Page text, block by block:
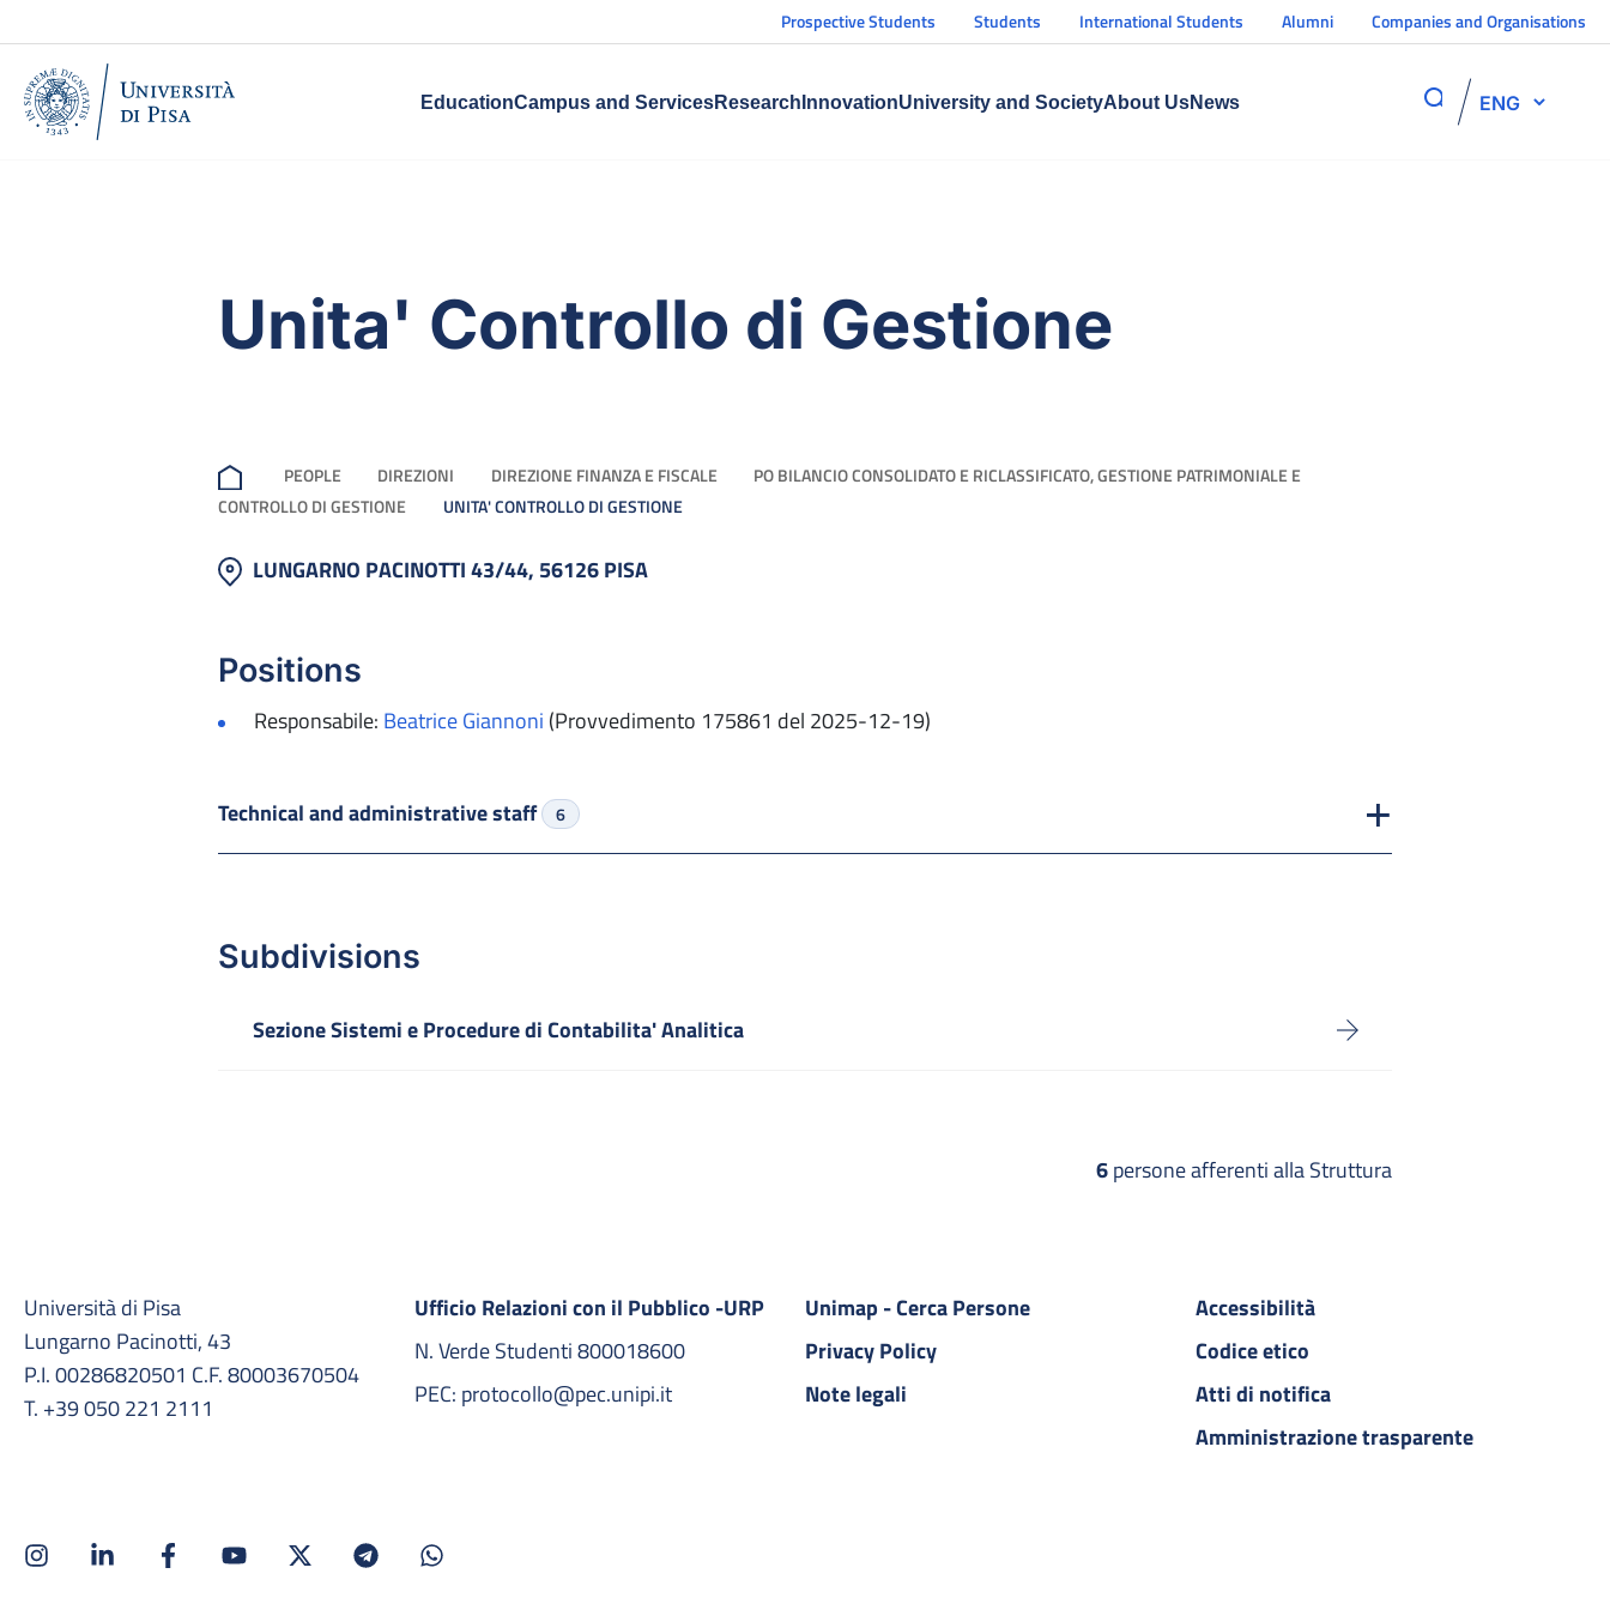
Prospective Students Students International Students Alumni Companies and Organisations
EducationCampus and ServicesResearch InnovationUniversity and SocietyAbout UsNews ENG
Unita' Controllo di Gestione
PEOPLE DIREZIONI DIREZIONE FINANZA E FISCALE
PO BILANCIO CONSOLIDATO E RICLASSIFICATO, GESTIONE PATRIMONIALE E
CONTROLLO DI GESTIONE
UNITA' CONTROLLO DI GESTIONE
LUNGARNO PACINOTTI 43/44, 56126 PISA
Positions
Responsabile: Beatrice Giannoni (Provvedimento 175861 del 2025-12-19)
Technical and administrative staff 6
Subdivisions
Sezione Sistemi e Procedure di Contabilita' Analitica
6persone afferenti alla Struttura
Università di Pisa
Lungarno Pacinotti, 43
P.I. 00286820501 C.F. 80003670504
T. +39 050 221 2111
Ufficio Relazioni con il Pubblico -URP
N. Verde Studenti 800018600​
PEC: protocollo@pec.unipi.it
Unimap - Cerca Persone
Privacy Policy
Note legali
Accessibilità
Codice etico
Atti di notifica
Amministrazione trasparente